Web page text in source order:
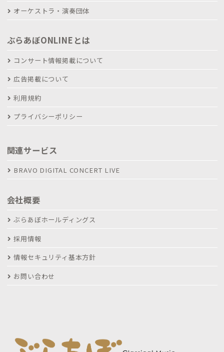
オーケストラ・演奏団体
ぶらあぼONLINEとは
コンサート情報掲載について
広告掲載について
利用規約
プライバシーポリシー
関連サービス
BRAVO DIGITAL CONCERT LIVE
会社概要
ぶらあぼホールディングス
採用情報
情報セキュリティ基本方針
お問い合わせ